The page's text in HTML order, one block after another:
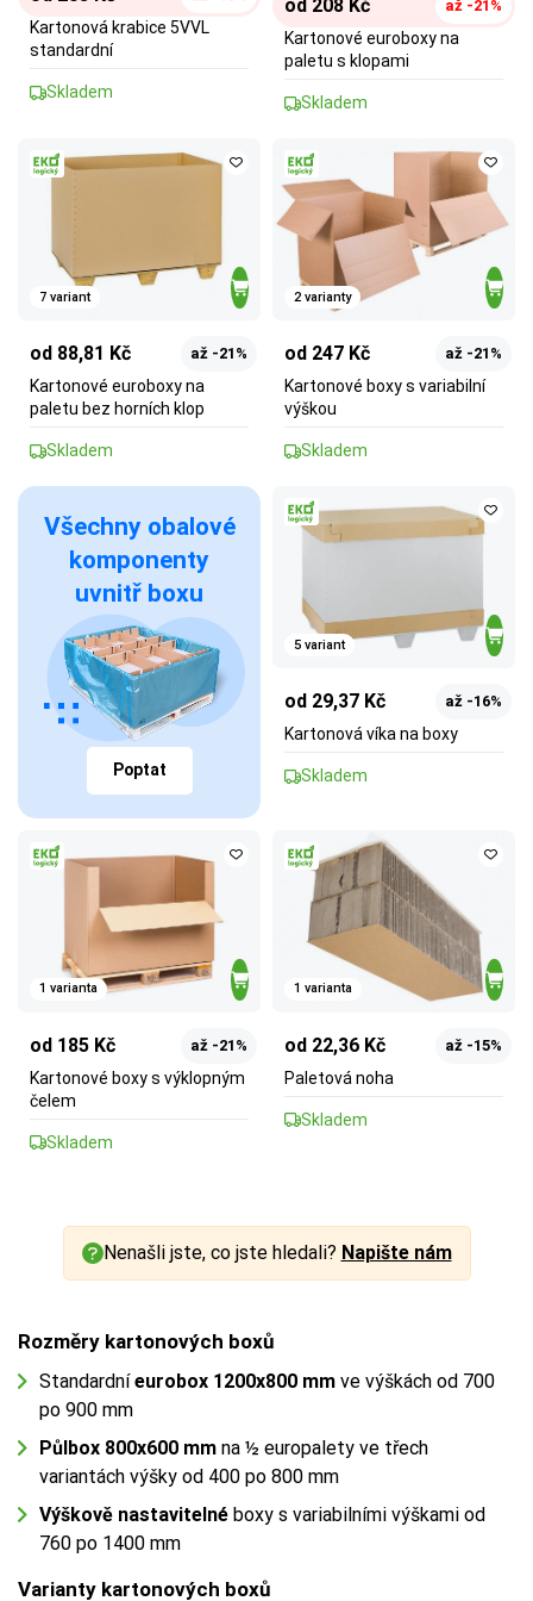
Kartonová krabice 5VVL
standardní
Skladem
od 208 Kč až -21%
Kartonové euroboxy na
paletu s klopami
Skladem
7 variant
od 88,81 Kč až -21%
Kartonové euroboxy na
paletu bez horních klop
Skladem
2 varianty
od 247 Kč až -21%
Kartonové boxy s variabilní
výškou
Skladem
Všechny obalové
komponenty
uvnitř boxu
Poptat
5 variant
od 29,37 Kč až -16%
Kartonová víka na boxy
Skladem
1 varianta
od 185 Kč až -21%
Kartonové boxy s výklopným
čelem
Skladem
1 varianta
od 22,36 Kč až -15%
Paletová noha
Skladem
Nenašli jste, co jste hledali? Napište nám
Rozměry kartonových boxů
Standardníeurobox 1200x800 mm ve výškách od 700
po 900 mm
Půlbox 800x600 mm na ½ europalety ve třech
variantách výšky od 400 po 800 mm
Výškově nastavitelné boxy s variabilními výškami od
760 po 1400 mm
Varianty kartonových boxů